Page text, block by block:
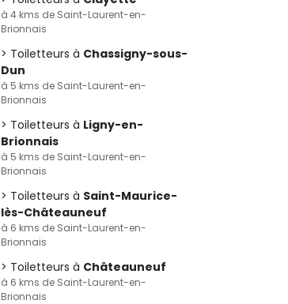
à 4 kms de Saint-Laurent-en-
Brionnais
Toiletteurs à Chassigny-sous-
Dun
à 5 kms de Saint-Laurent-en-
Brionnais
Toiletteurs à Ligny-en-
Brionnais
à 5 kms de Saint-Laurent-en-
Brionnais
Toiletteurs à Saint-Maurice-
lès-Châteauneuf
à 6 kms de Saint-Laurent-en-
Brionnais
Toiletteurs à Châteauneuf
à 6 kms de Saint-Laurent-en-
Brionnais